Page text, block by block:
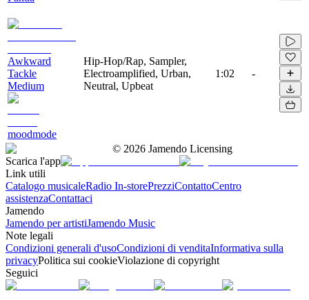
Awkward
Tackle
Medium
moodmode
Hip-Hop/Rap, Sampler,
Electroamplified, Urban,
Neutral, Upbeat
1:02 -
© 2026 Jamendo Licensing
Scarica l'app
Link utili
Catalogo musicaleRadio In-storePrezziContattoCentro
assistenzaContattaci
Jamendo
Jamendo per artistiJamendo Music
Note legali
Condizioni generali d'usoCondizioni di venditaInformativa sulla
privacyPolitica sui cookieViolazione di copyright
Seguici